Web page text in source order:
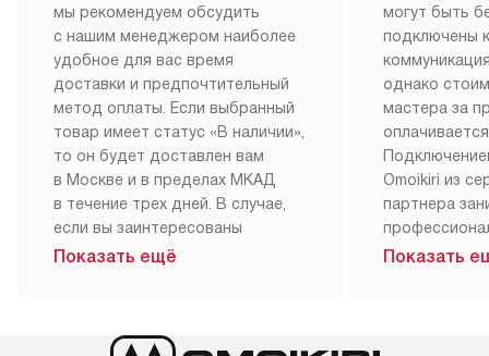
мы рекомендуем обсудить
с нашим менеджером наиболее
удобное для вас время
доставки и предпочтительный
метод оплаты. Если выбранный
товар имеет статус «В наличии»,
то он будет доставлен вам
в Москве и в пределах МКАД
в течение трех дней. В случае,
если вы заинтересованы
в товаре, который доступен
менеджером на сайте. Товары
Показать ещё
могут быть
подключены
однако
мастера за
Omoikiri из
партнера
Наш сервис
Показать